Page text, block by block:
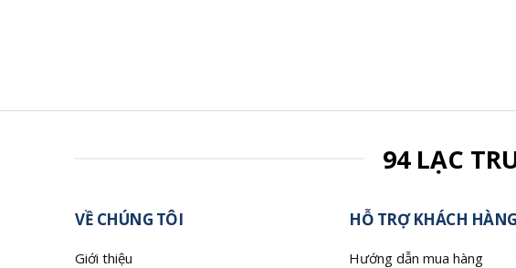
94 LẠC
VỀ CHÚNG TÔI
Giới thiệu
HỖ TRỢ KHÁCH HÀNG
Hướng dẫn mua hàng